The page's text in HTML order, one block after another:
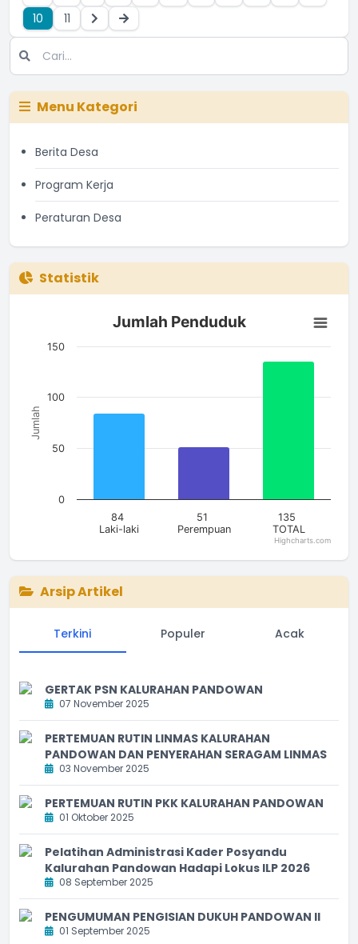
10
11
Menu Kategori
Berita Desa
Program Kerja
Peraturan Desa
Statistik
Jumlah Penduduk
Bar chart with 3 bars.
The chart has 1 X axis displaying categories.
The chart has 1 Y axis displaying Jumlah. Data ranges from
Jumlah
Jumlah Penduduk
84
Laki-laki
51
Perempuan
135
TOTAL
0
50
100
150
Highcharts.com
Arsip Artikel
Terkini Populer Acak
GERTAK PSN KALURAHAN PANDOWAN
07 November 2025
PERTEMUAN RUTIN LINMAS KALURAHAN
PANDOWAN DAN PENYERAHAN SERAGAM LINMAS
03 November 2025
PERTEMUAN RUTIN PKK KALURAHAN PANDOWAN
01 Oktober 2025
Pelatihan Administrasi Kader Posyandu
Kalurahan Pandowan Hadapi Lokus ILP 2026
08 September 2025
PENGUMUMAN PENGISIAN DUKUH PANDOWAN II
01 September 2025